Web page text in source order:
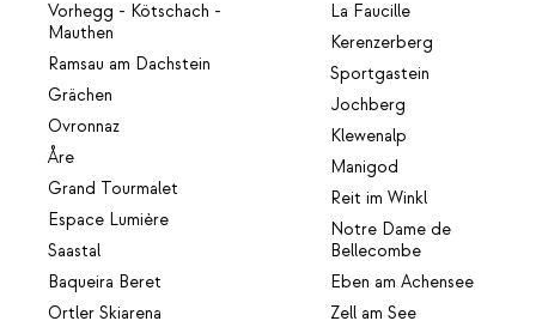
Vorhegg - Kötschach -
Mauthen
Ramsau am Dachstein
Grächen
Ovronnaz
Åre
Grand Tourmalet
Espace Lumière
Saastal
Baqueira Beret
Ortler Skiarena
La Faucille
Kerenzerberg
Sportgastein
Jochberg
Klewenalp
Manigod
Reit im Winkl
Notre Dame de
Bellecombe
Eben am Achensee
Zell am See